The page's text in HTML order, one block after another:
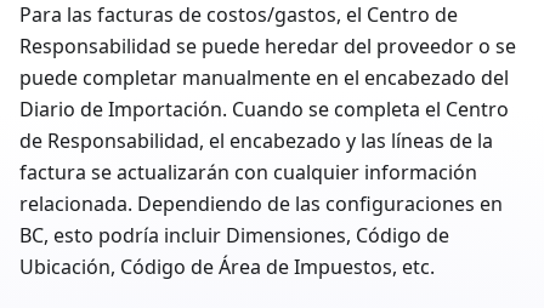
Para las facturas de costos/gastos, el Centro de
Responsabilidad se puede heredar del proveedor o se
puede completar manualmente en el encabezado del
Diario de Importación. Cuando se completa el Centro
de Responsabilidad, el encabezado y las líneas de la
factura se actualizarán con cualquier información
relacionada. Dependiendo de las configuraciones en
BC, esto podría incluir Dimensiones, Código de
Ubicación, Código de Área de Impuestos, etc.